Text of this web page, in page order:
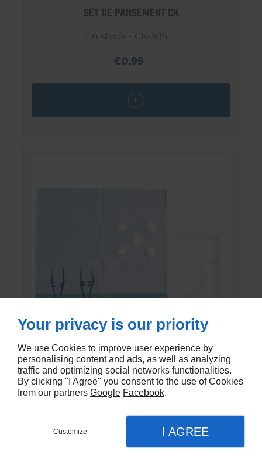
SET DE PANSEMENT CK
En stock - CK-305
€0,99
SET DE PANSEMENT DK
En stock - DK-803EC
€1,20
Your privacy is our priority
We use Cookies to improve user experience by
personalising content and ads, as well as analyzing
traffic and optimizing social networks functionalities.
By clicking "I Agree" you consent to the use of Cookies
from our partners Google Facebook.
Customize I AGREE